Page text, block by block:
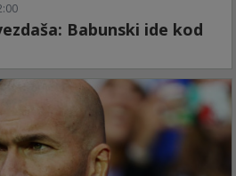
Babunski ide kod